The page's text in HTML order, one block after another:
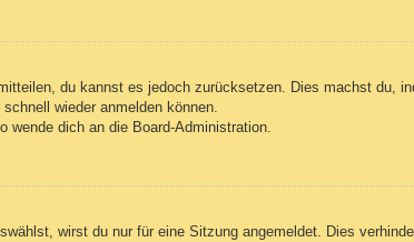
du kannst es jedoch zurücksetzen. Dies machst du,
wieder anmelden können.
dich an die Board-Administration.
wirst du nur für eine Sitzung angemeldet. Dies